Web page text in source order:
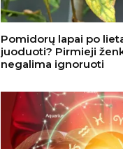
Pomidorų lapai po
juoduoti? Pirmieji
negalima ignoruoti